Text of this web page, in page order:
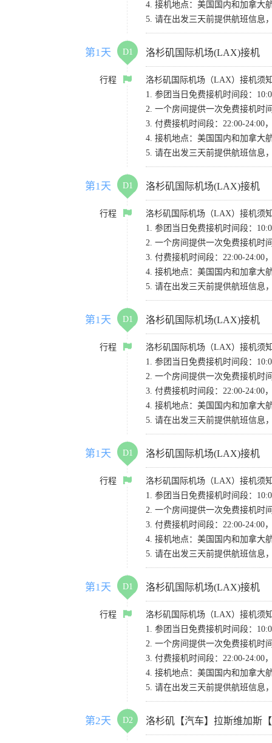
4. 接机地点：美国国内和加拿大
5. 请在出发三天前提供航班信息
第1天 D1 洛杉矶国际机场(LAX)接机
行程
洛杉矶国际机场（LAX）接机须
1. 参团当日免费接机时间段：
2. 一个房间提供一次免费接机时
3. 付费接机时间段：22:00-24:00
4. 接机地点：美国国内和加拿大
5. 请在出发三天前提供航班信息
第1天 D1 洛杉矶国际机场(LAX)接机
行程
洛杉矶国际机场（LAX）接机须
1. 参团当日免费接机时间段：
2. 一个房间提供一次免费接机时
3. 付费接机时间段：22:00-24:00
4. 接机地点：美国国内和加拿大
5. 请在出发三天前提供航班信息
第1天 D1 洛杉矶国际机场(LAX)接机
行程
洛杉矶国际机场（LAX）接机须
1. 参团当日免费接机时间段：
2. 一个房间提供一次免费接机时
3. 付费接机时间段：22:00-24:00
4. 接机地点：美国国内和加拿大
5. 请在出发三天前提供航班信息
第1天 D1 洛杉矶国际机场(LAX)接机
行程
洛杉矶国际机场（LAX）接机须
1. 参团当日免费接机时间段：
2. 一个房间提供一次免费接机时
3. 付费接机时间段：22:00-24:00
4. 接机地点：美国国内和加拿大
5. 请在出发三天前提供航班信息
第1天 D1 洛杉矶国际机场(LAX)接机
行程
洛杉矶国际机场（LAX）接机须
1. 参团当日免费接机时间段：
2. 一个房间提供一次免费接机时
3. 付费接机时间段：22:00-24:00
4. 接机地点：美国国内和加拿大
5. 请在出发三天前提供航班信息
第2天 D2 洛杉矶【汽车】拉斯维加斯